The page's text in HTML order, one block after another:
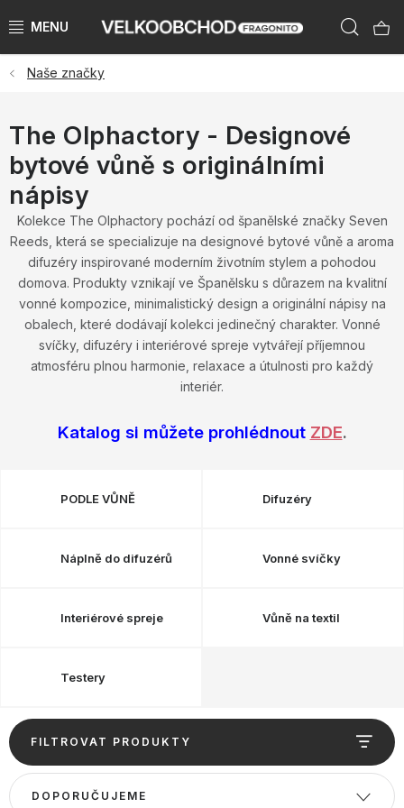
na
NAŠE ZNAČKY
PŘEDPRODEJ VÁNOCE 2026
NOVINKY 2026
KATEGORIE
ZNAČKY PODLE ZEMÍ
VÝPRODEJ SKLADU AŽ -50 %
KATALOGY
PODLE TYPU PROVOZU
Kontakty
Naše značky
The Olphactory - Designové
bytové vůně s originálními
nápisy
Kolekce The Olphactory pochází od španělské značky Seven
Reeds, která se specializuje na designové bytové vůně a aroma
difuzéry inspirované moderním životním stylem a pohodou
domova. Produkty vznikají ve Španělsku s důrazem na kvalitní
vonné kompozice, minimalistický design a originální nápisy na
obalech, které dodávají kolekci jedinečný charakter. Vonné
svíčky, difuzéry i interiérové spreje vytvářejí příjemnou
atmosféru plnou harmonie, relaxace a útulnosti pro každý
interiér.
Katalog si můžete prohlédnout ZDE.
PODLE VŮNĚ Difuzéry
Náplně do difuzérů Vonné svíčky
Interiérové spreje Vůně na textil
Testery
FILTROVAT PRODUKTY
V
ý
p
Ř
DOPORUČUJEME